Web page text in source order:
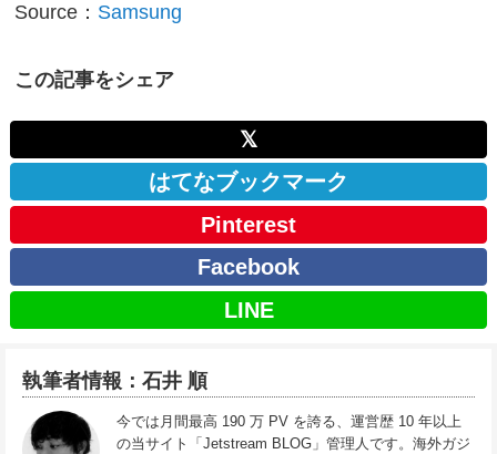
Source： Samsung
この記事をシェア
𝕏
はてなブックマーク
Pinterest
Facebook
LINE
執筆者情報：石井 順
今では月間最高 190 万 PV を誇る、運営歴 10 年以上
の当サイト「Jetstream BLOG」管理人です。海外ガジ